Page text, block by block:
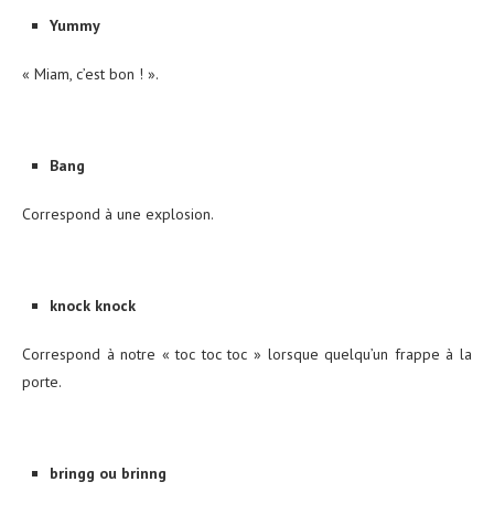
Yummy
« Miam, c’est bon ! ».
Bang
Correspond à une explosion.
knock knock
Correspond à notre « toc toc toc » lorsque quelqu’un frappe à la
porte.
bringg ou brinng